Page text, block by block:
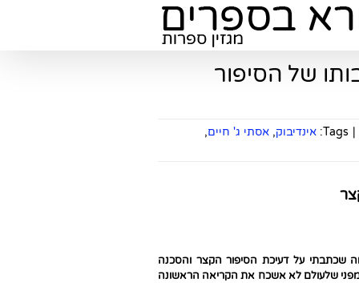
של הסיפור
|
Tags: אינדיבוק,אסתי ג' חיים,
שכתבתי על דעיכת הסיפור הקצר והסכנה
שלעולם לא אשכח את הקריאה הראשונה